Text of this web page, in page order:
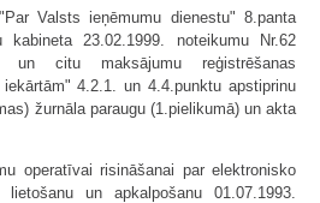
Valsts ieņēmumu dienestu" 8.panta
23.02.1999. noteikumu Nr.62
un citu maksājumu reģistrēšanas
4.2.1. un 4.4.punktu apstiprinu
žurnāla paraugu (1.pielikumā) un akta
operatīvai risināšanai par elektronisko
un apkalpošanu 01.07.1993.